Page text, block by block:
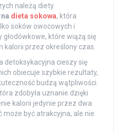
należą diety
dieta sokowa, która
soków owocowych i
które wiążą się
przez określony czas.
detoksykacyjna cieszy się
obiecuje szybkie rezultaty,
budzą wątpliwości.
zdobyła uznanie dzięki
kalorii jedynie przez dwa
może być atrakcyjna, ale nie